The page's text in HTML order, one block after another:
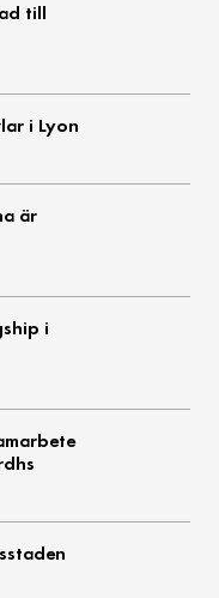
till
i Lyon
är
i